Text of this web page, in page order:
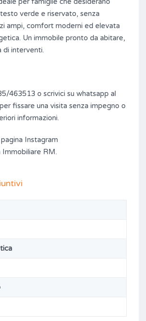
verde e riservato, senza
ampi, comfort moderni ed elevata
Un immobile pronto da abitare,
di interventi.
463513 o scrivici su whatsapp al
fissare una visita senza impegno o
informazioni.
Instagram
Immobiliare RM.